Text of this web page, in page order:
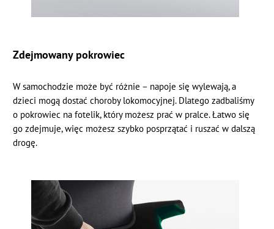
Zdejmowany pokrowiec
W samochodzie może być różnie – napoje się wylewają, a
dzieci mogą dostać choroby lokomocyjnej. Dlatego zadbaliśmy
o pokrowiec na fotelik, który możesz prać w pralce. Łatwo się
go zdejmuje, więc możesz szybko posprzątać i ruszać w dalszą
drogę.